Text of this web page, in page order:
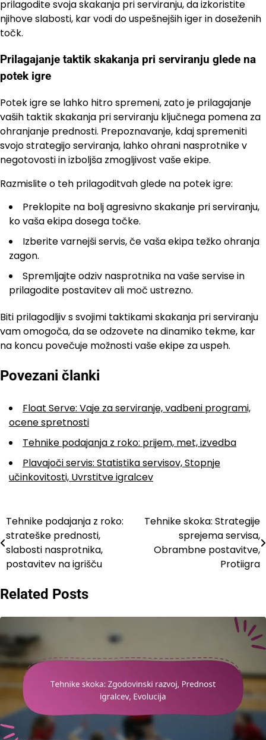
prilagodite svoja skakanja pri serviranju, da izkoristite
njihove slabosti, kar vodi do uspešnejših iger in doseženih
točk.
Prilagajanje taktik skakanja pri serviranju glede na
potek igre
Potek igre se lahko hitro spremeni, zato je prilagajanje
vaših taktik skakanja pri serviranju ključnega pomena za
ohranjanje prednosti. Prepoznavanje, kdaj spremeniti
svojo strategijo serviranja, lahko ohrani nasprotnike v
negotovosti in izboljša zmogljivost vaše ekipe.
Razmislite o teh prilagoditvah glede na potek igre:
Preklopite na bolj agresivno skakanje pri serviranju,
ko vaša ekipa dosega točke.
Izberite varnejši servis, če vaša ekipa težko ohranja
zagon.
Spremljajte odziv nasprotnika na vaše servise in
prilagodite postavitev ali moč ustrezno.
Biti prilagodljiv s svojimi taktikami skakanja pri serviranju
vam omogoča, da se odzovete na dinamiko tekme, kar
na koncu povečuje možnosti vaše ekipe za uspeh.
Povezani članki
Float Serve: Vaje za serviranje, vadbeni programi,
ocene spretnosti
Tehnike podajanja z roko: prijem, met, izvedba
Plavajoči servis: Statistika servisov, Stopnje
učinkovitosti, Uvrstitve igralcev
Post
navigation
Tehnike podajanja z roko:
strateške prednosti,
slabosti nasprotnika,
postavitev na igrišču
Tehnike skoka: Strategije
sprejema servisa,
Obrambne postavitve,
Protiigra
Related Posts